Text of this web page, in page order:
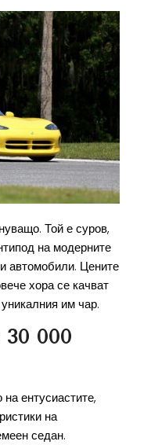
Той е суров,
на модерните
автомобили. Цените
хора се качват
им чар.
30 000
ентусиастите,
на
седан.